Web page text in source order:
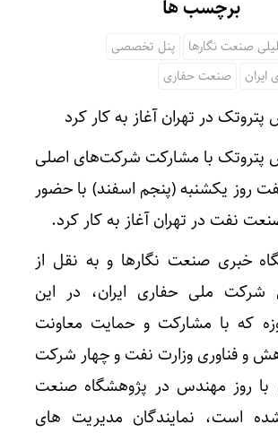
برچسب ها
صنعت نگارها
پنل تخصصی
صنعت حفاری
در تهران آغاز به کار کرد
پتروتک با مشارکت شرکت‌های اصلی
روز یکشنبه (پنجم اسفند) با حضور
نفت در تهران آغاز به کار کرد.
خبری صنعت نگارها و به نقل از
شرکت ملی حفاری ایران، در این
که با مشارکت و حمایت معاونت
و فناوری وزارت نفت و چهار شرکت
با روز مهندس در پژوهشگاه صنعت
است، نمایندگان مدیریت های